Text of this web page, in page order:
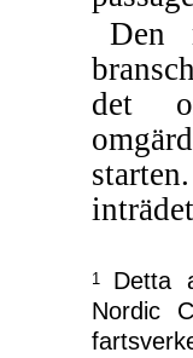
Den
det
1 Detta
Nordic